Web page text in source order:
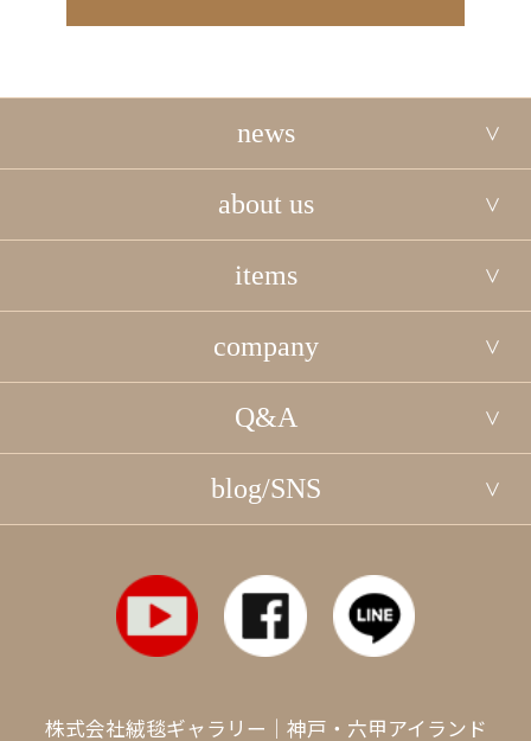
news
about us
items
company
Q&A
blog/SNS
株式会社絨毯ギャラリー｜神戸・六甲アイランド